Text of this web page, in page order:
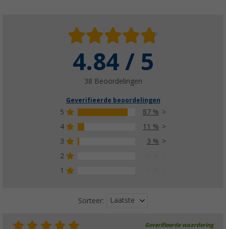
4.84 / 5
38 Beoordelingen
Geverifieerde beoordelingen
5
87 %
4
11 %
3
3 %
2
1
Sorteer: Laatste
Geverifieerde waardering